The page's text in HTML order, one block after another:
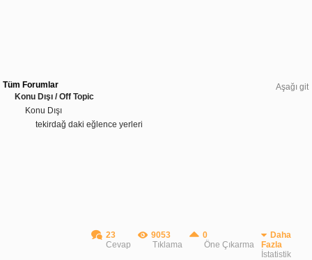
Aşağı git
Tüm Forumlar
Konu Dışı / Off Topic
Konu Dışı
tekirdağ daki eğlence yerleri
23
Cevap
9053
Tıklama
0
Öne Çıkarma
Daha
Fazla
İstatistik